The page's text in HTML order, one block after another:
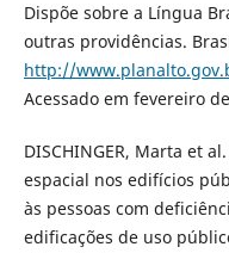
Dispõe sobre a Língua
outras providências.
http://
Acessado em fevereiro
DISCHINGER, Marta et
espacial nos edifícios
às pessoas com
edificações de uso